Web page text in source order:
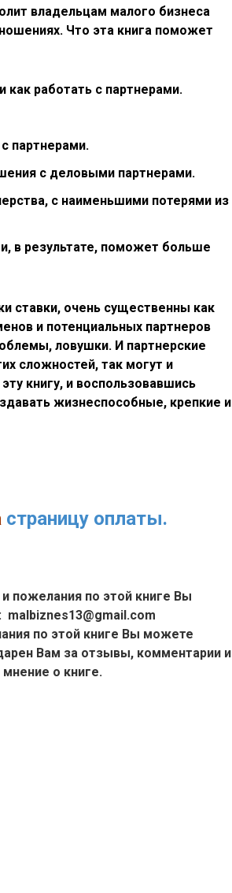
владельцам малого бизнеса
Что эта книга поможет
как работать с партнерами.
партнерами.
с деловыми партнерами.
с наименьшими потерями из
в результате, поможет больше
ставки, очень существенны как
и потенциальных партнеров
ловушки. И партнерские
сложностей, так могут и
книгу, и воспользовавшись
жизнеспособные, крепкие и
страницу оплаты.
пожелания по этой книге Вы
malbiznes13@gmail.com
по этой книге Вы можете
Вам за отзывы, комментарии и
Ваше мнение о книге.